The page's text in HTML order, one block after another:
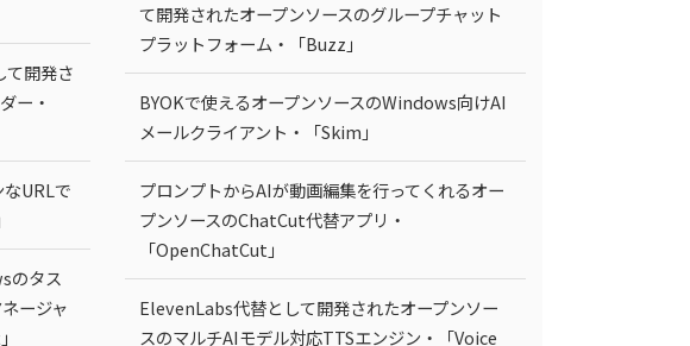
開発さ
ー・
URLで
のタス
ージャ
て開発されたオープンソースのグループチャット
プラットフォーム・「Buzz」
BYOKで使えるオープンソースのWindows向けAI
メールクライアント・「Skim」
プロンプトからAIが動画編集を行ってくれるオー
プンソースのChatCut代替アプリ・
「OpenChatCut」
ElevenLabs代替として開発されたオープンソー
スのマルチAIモデル対応TTSエンジン・「Voice